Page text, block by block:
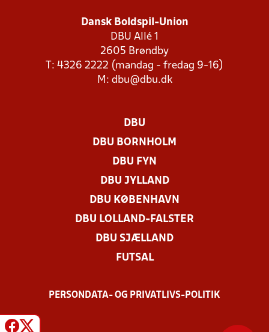
Dansk Boldspil-Union
DBU Allé 1
2605 Brøndby
T: 4326 2222 (mandag - fredag 9-16)
M: dbu@dbu.dk
DBU
DBU BORNHOLM
DBU FYN
DBU JYLLAND
DBU KØBENHAVN
DBU LOLLAND-FALSTER
DBU SJÆLLAND
FUTSAL
PERSONDATA- OG PRIVATLIVS-POLITIK